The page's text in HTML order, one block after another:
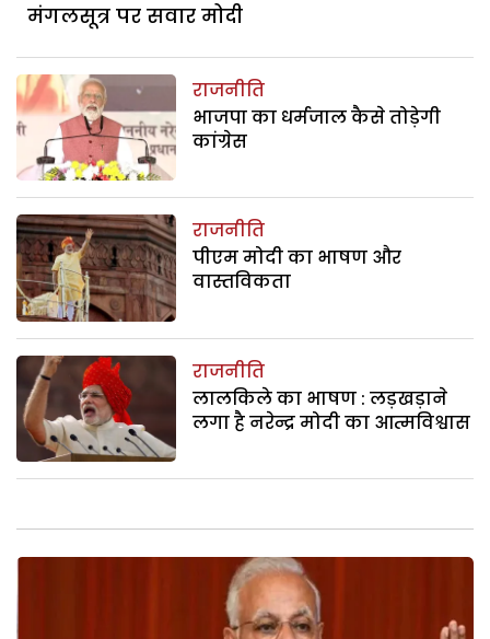
मंगलसूत्र पर सवार मोदी
राजनीति
भाजपा का धर्मजाल कैसे तोड़ेगी
कांग्रेस
राजनीति
पीएम मोदी का भाषण और
वास्तविकता
राजनीति
लालकिले का भाषण : लड़खड़ाने
लगा है नरेन्द्र मोदी का आत्मविश्वास